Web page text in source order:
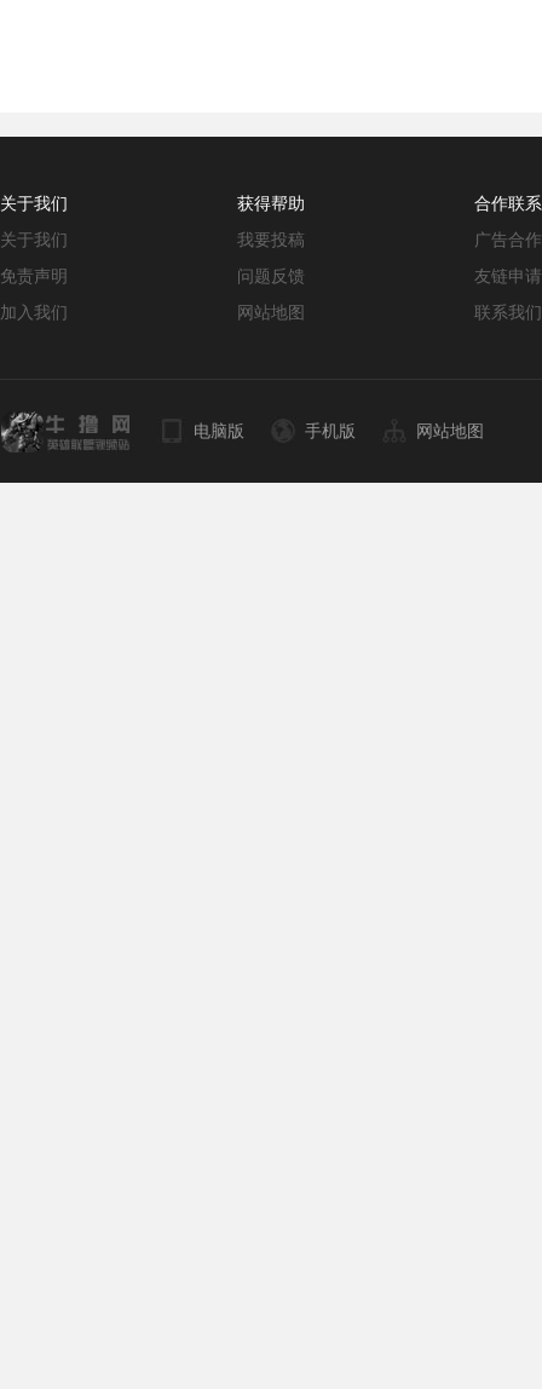
关于我们
关于我们
免责声明
加入我们
获得帮助
我要投稿
问题反馈
网站地图
合作联系
广告合作
友链申请
联系我们
电脑版 手机版 网站地图